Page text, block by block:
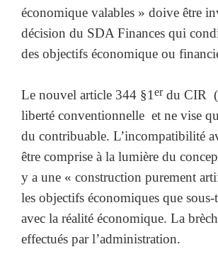
économique valables » doive être
décision du SDA Finances qui
des objectifs économique ou
Le nouvel article 344 §1 erdu CIR
liberté conventionnelle et ne vise
du contribuable. L’incompatibilité
être comprise à la lumière du
y a une « construction purement
les objectifs économiques que
avec la réalité économique. La
effectués par l’administration.